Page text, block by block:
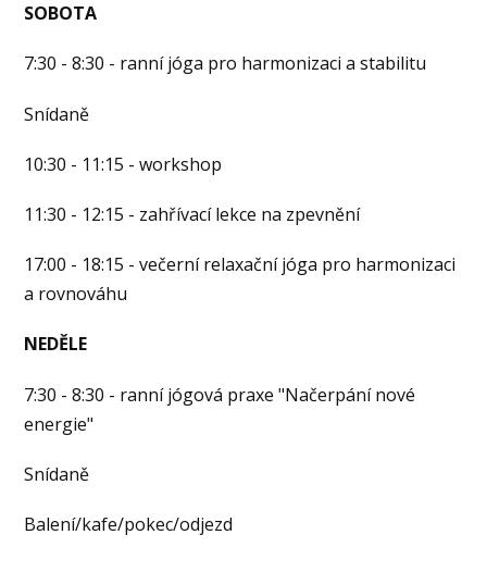
SOBOTA
7:30 - 8:30 - ranní jóga pro harmonizaci a stabilitu
Snídaně
10:30 - 11:15 - workshop
11:30 - 12:15 - zahřívací lekce na zpevnění
17:00 - 18:15 - večerní relaxační jóga pro harmonizaci
a rovnováhu
NEDĚLE
7:30 - 8:30 - ranní jógová praxe "Načerpání nové
energie"
Snídaně
Balení/kafe/pokec/odjezd